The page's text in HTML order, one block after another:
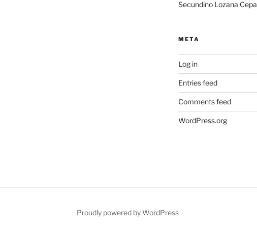
Secundino Lozana Cepa
META
Log in
Entries feed
Comments feed
WordPress.org
Proudly powered by WordPress